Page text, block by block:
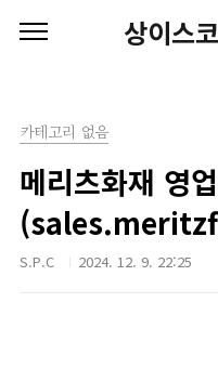
상이스
카테고리 없음
메리츠화재 영
S.P.C 2024. 12. 9. 22:25